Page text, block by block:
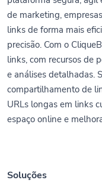
de marketing,
links de forma mais
precisão. Com o
links, com recursos de
e análises detalhadas.
compartilhamento de
URLs longas em links
espaço online e
Soluções